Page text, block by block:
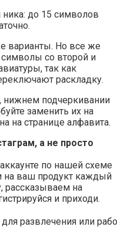
ника: до 15 символов
варианты. Но все же
со второй и
так как
раскладку.
нижнем подчеркивании
заменить их на
на странице алфавита.
а не просто
по нашей схеме
на ваш продукт каждый
рассказываем на
и приходи.
развлечения или